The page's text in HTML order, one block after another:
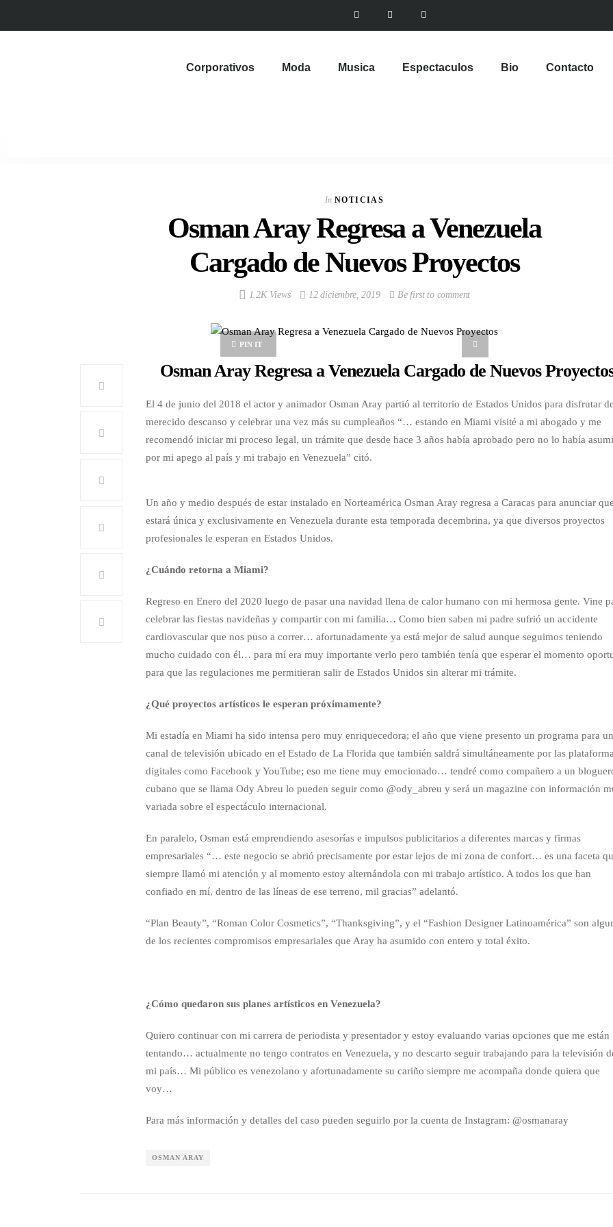
Corporativos Moda Musica Espectaculos Bio Contacto
In NOTICIAS
Osman Aray Regresa a Venezuela
Cargado de Nuevos Proyectos
1.2K Views 12 diciembre, 2019 Be first to comment
PIN IT
Osman Aray Regresa a Venezuela Cargado de Nuevos
El 4 de junio del 2018 el actor y animador Osman Aray partió al territorio de Estados Unidos para disfrutar
merecido descanso y celebrar una vez más su cumpleaños “… estando en Miami visité a mi abogado y me
recomendó iniciar mi proceso legal, un trámite que desde hace 3 años había aprobado pero no lo había
por mi apego al país y mi trabajo en Venezuela” citó.
Un año y medio después de estar instalado en Norteamérica Osman Aray regresa a Caracas para anunciar que
estará única y exclusivamente en Venezuela durante esta temporada decembrina, ya que diversos proyectos
profesionales le esperan en Estados Unidos.
¿Cuándo retorna a Miami?
Regreso en Enero del 2020 luego de pasar una navidad llena de calor humano con mi hermosa gente. Vine
celebrar las fiestas navideñas y compartir con mi familia… Como bien saben mi padre sufrió un accidente
cardiovascular que nos puso a correr… afortunadamente ya está mejor de salud aunque seguimos teniendo
mucho cuidado con él… para mí era muy importante verlo pero también tenía que esperar el momento
para que las regulaciones me permitieran salir de Estados Unidos sin alterar mi trámite.
¿Qué proyectos artísticos le esperan próximamente?
Mi estadía en Miami ha sido intensa pero muy enriquecedora; el año que viene presento un programa para un
canal de televisión ubicado en el Estado de La Florida que también saldrá simultáneamente por las
digitales como Facebook y YouTube; eso me tiene muy emocionado… tendré como compañero a un
cubano que se llama Ody Abreu lo pueden seguir como @ody_abreu y será un magazine con información
variada sobre el espectáculo internacional.
En paralelo, Osman está emprendiendo asesorías e impulsos publicitarios a diferentes marcas y firmas
empresariales “… este negocio se abrió precisamente por estar lejos de mi zona de confort… es una faceta
siempre llamó mi atención y al momento estoy alternándola con mi trabajo artístico. A todos los que han
confiado en mí, dentro de las líneas de ese terreno, mil gracias” adelantó.
“Plan Beauty”, “Roman Color Cosmetics”, “Thanksgiving”, y el “Fashion Designer Latinoamérica” son
de los recientes compromisos empresariales que Aray ha asumido con entero y total éxito.
¿Cómo quedaron sus planes artísticos en Venezuela?
Quiero continuar con mi carrera de periodista y presentador y estoy evaluando varias opciones que me están
tentando… actualmente no tengo contratos en Venezuela, y no descarto seguir trabajando para la televisión
mi país… Mi público es venezolano y afortunadamente su cariño siempre me acompaña donde quiera que
voy…
Para más información y detalles del caso pueden seguirlo por la cuenta de Instagram: @osmanaray
OSMAN ARAY